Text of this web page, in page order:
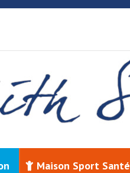
Maison Sport Santé